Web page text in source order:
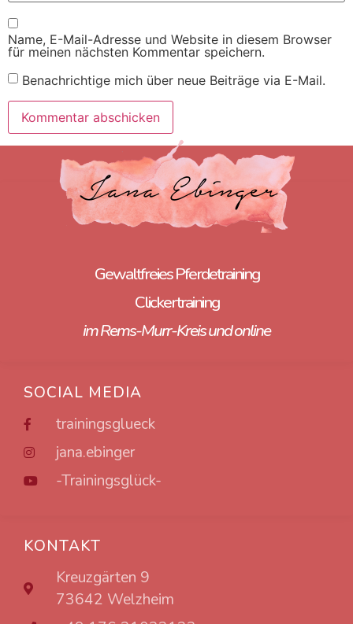
Name, E-Mail-Adresse und Website in diesem Browser
für meinen nächsten Kommentar speichern.
Benachrichtige mich über neue Beiträge via E-Mail.
KONTAKT
Kreuzgärten 9
73642 Welzheim
SOCIAL MEDIA
trainingsglueck
jana.ebinger
-Trainingsglück-
Gewaltfreies Pferdetraining
Clickertraining
im Rems-Murr-Kreis und online